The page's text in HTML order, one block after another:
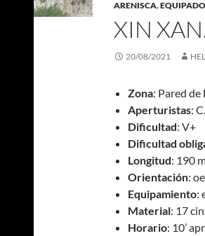
ARENISCA,EQUIPADO
XIN
20/08/2021
Zona: Pared de
Aperturistas:
Dificultad: V+
Dificultad
Longitud: 190
Orientación:
Equipamiento:
Material: 17
Horario: 10’